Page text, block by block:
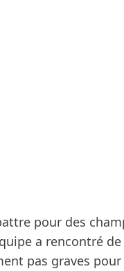
pour des
a rencontré
pas graves